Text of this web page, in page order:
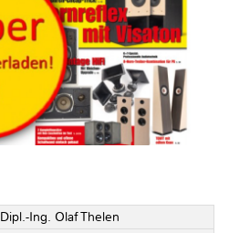
Dipl.-Ing. Olaf Thelen